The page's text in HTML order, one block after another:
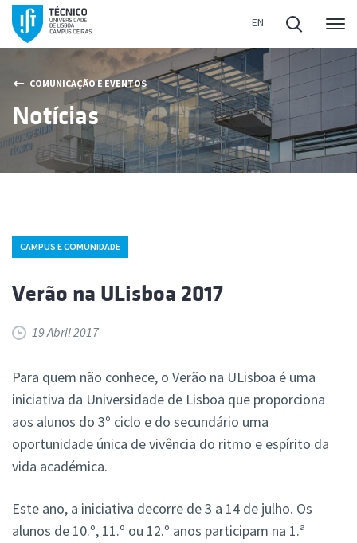
COMUNICAÇÃO E EVENTOS
Notícias
CAMPUS E COMUNIDADE
Verão na ULisboa 2017
19 Abril 2017
Para quem não conhece, o Verão na ULisboa é uma
iniciativa da Universidade de Lisboa que proporciona
aos alunos do 3º ciclo e do secundário uma
oportunidade única de vivência do ritmo e espírito da
vida académica.
Este ano, a iniciativa decorre de 3 a 14 de julho. Os
alunos de 10.º, 11.º ou 12.º anos participam na 1.ª